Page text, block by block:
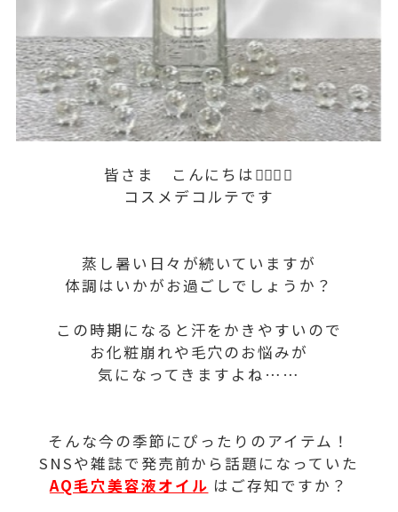
皆さま こんにちは💁🏻‍♀️✨
コスメデコルテです
蒸し暑い日々が続いていますが
体調はいかがお過ごしでしょうか？
この時期になると汗をかきやすいので
お化粧崩れや毛穴のお悩みが
気になってきますよね……
そんな今の季節にぴったりのアイテム！
SNSや雑誌で発売前から話題になっていた
AQ毛穴美容液オイル はご存知ですか？